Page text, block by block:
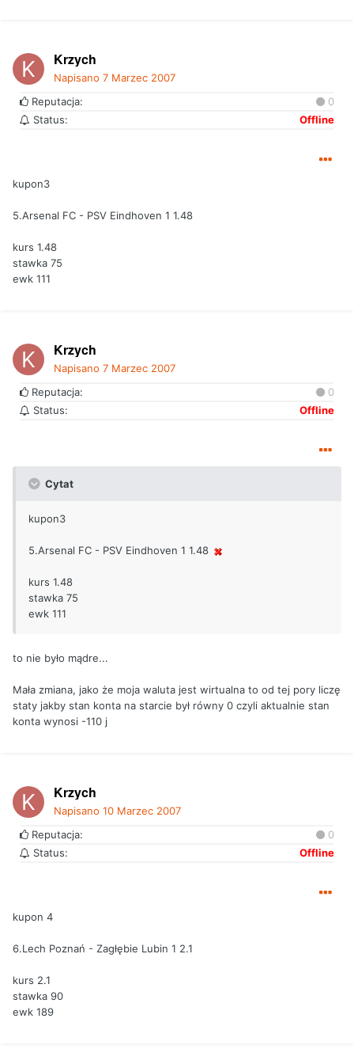
Krzych
Napisano 7 Marzec 2007
Reputacja:
0
Status:
Offline
kupon3
5.Arsenal FC - PSV Eindhoven 1 1.48
kurs 1.48
stawka 75
ewk 111
Krzych
Napisano 7 Marzec 2007
Reputacja:
0
Status:
Offline
Cytat
kupon3
5.Arsenal FC - PSV Eindhoven 1 1.48
kurs 1.48
stawka 75
ewk 111
to nie było mądre...
Mała zmiana, jako że moja waluta jest wirtualna to od tej pory liczę
staty jakby stan konta na starcie był równy 0 czyli aktualnie stan
konta wynosi -110 j
Krzych
Napisano 10 Marzec 2007
Reputacja:
0
Status:
Offline
kupon 4
6.Lech Poznań - Zagłębie Lubin 1 2.1
kurs 2.1
stawka 90
ewk 189